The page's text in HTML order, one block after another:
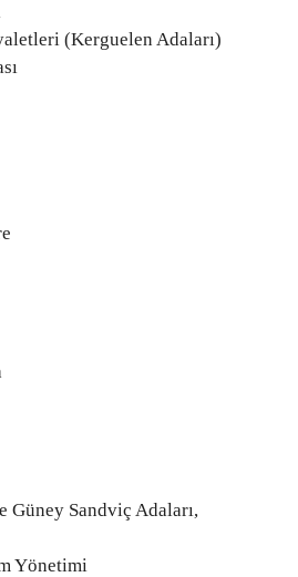
(Kerguelen Adaları)
Güney Sandviç Adaları,
Yönetimi